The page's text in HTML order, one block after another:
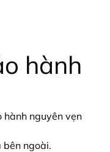
hành
hành nguyên vẹn
bên ngoài.